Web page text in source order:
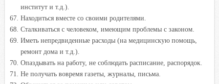
институт и т.д.).
Находиться вместе со своими родителями.
Сталкиваться с человеком, имеющим проблемы с законом.
Иметь непредвиденные расходы (на медицинскую помощь,
ремонт дома и т.д.).
Опаздывать на работу, не соблюдать расписание, распорядок.
Не получать вовремя газеты, журналы, письма.